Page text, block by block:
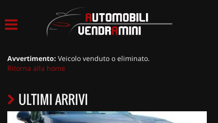
ACQUISTIAMO USATO
ASSISTENZA
Avvertimento: Veicolo venduto o eliminato.
Ritorna alla home
ULTIMI ARRIVI